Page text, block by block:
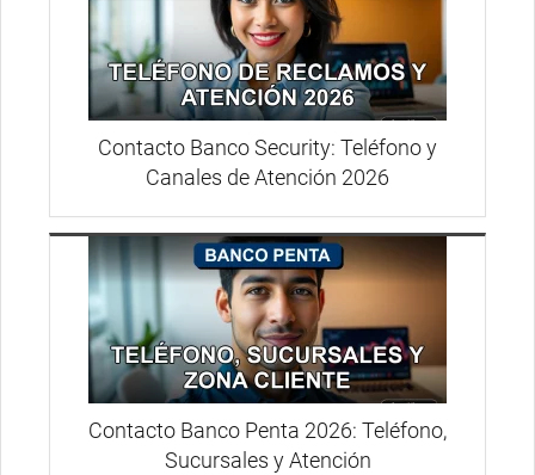
Contacto Banco Security: Teléfono y
Canales de Atención 2026
Contacto Banco Penta 2026: Teléfono,
Sucursales y Atención